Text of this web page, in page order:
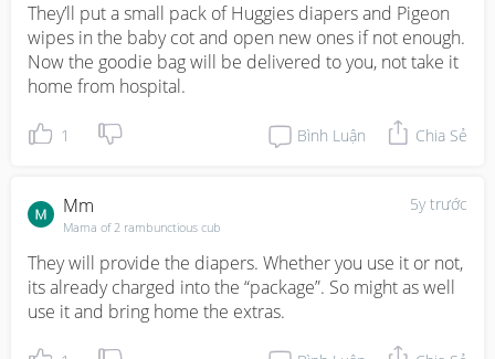
They’ll put a small pack of Huggies diapers and Pigeon
wipes in the baby cot and open new ones if not enough.
Now the goodie bag will be delivered to you, not take it
home from hospital.
1 Bình Luận Chia Sẻ
5y trước
Mm
Mama of 2 rambunctious cub
They will provide the diapers. Whether you use it or not,
its already charged into the “package”. So might as well
use it and bring home the extras.